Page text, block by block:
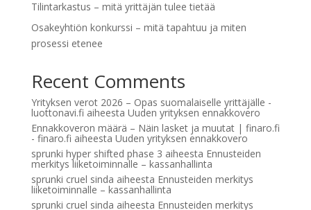
Tilintarkastus – mitä yrittäjän tulee tietää
Osakeyhtiön konkurssi – mitä tapahtuu ja miten
prosessi etenee
Recent Comments
Yrityksen verot 2026 – Opas suomalaiselle yrittäjälle -
luottonavi.fi aiheesta Uuden yrityksen ennakkovero
Ennakkoveron määrä – Näin lasket ja muutat | finaro.fi
- finaro.fi aiheesta Uuden yrityksen ennakkovero
sprunki hyper shifted phase 3 aiheesta Ennusteiden
merkitys liiketoiminnalle – kassanhallinta
sprunki cruel sinda aiheesta Ennusteiden merkitys
liiketoiminnalle – kassanhallinta
sprunki cruel sinda aiheesta Ennusteiden merkitys